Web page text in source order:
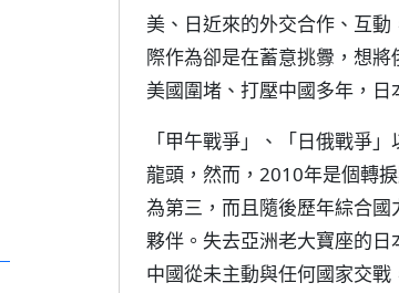
美、日近來的外交合作、互
際作為卻是在蓄意挑釁，想
美國圍堵、打壓中國多年，
「甲午戰爭」、「日俄戰爭
龍頭，然而，2010年是個轉
為第三，而且隨後歷年綜合
夥伴。失去亞洲老大寶座的日
中國從未主動與任何國家交